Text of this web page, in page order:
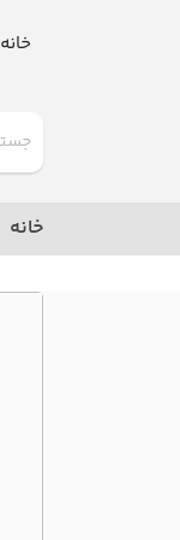
خانه
خانه